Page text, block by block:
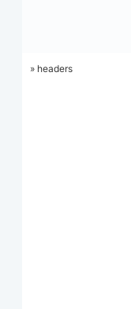
» headers